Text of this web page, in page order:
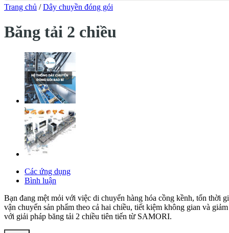
Trang chủ / Dây chuyền đóng gói
Băng tải 2 chiều
Các ứng dụng
Bình luận
Bạn đang mệt mỏi với việc di chuyển hàng hóa cồng kềnh, tốn thời
vận chuyển sản phẩm theo cả hai chiều, tiết kiệm không gian và
với giải pháp băng tải 2 chiều tiên tiến từ SAMORI.